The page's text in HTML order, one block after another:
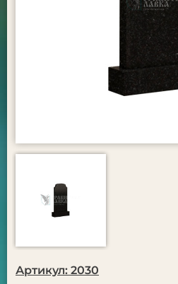
Артикул: 2030